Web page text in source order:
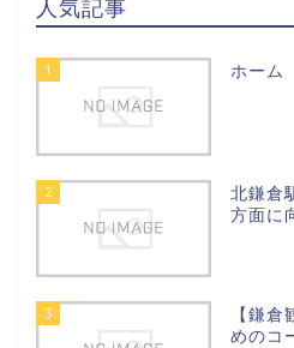
人気記事
1 ホーム
2
北鎌倉
方面に
3
【鎌
めのコ